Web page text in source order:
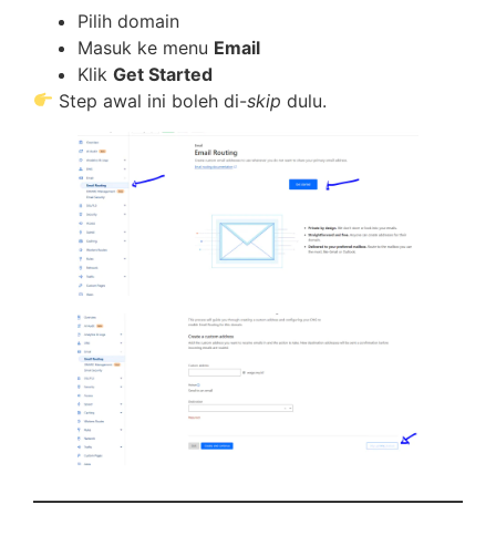
Pilih domain
Masuk ke menu Email
Klik Get Started
Step awal ini boleh di-skip dulu.